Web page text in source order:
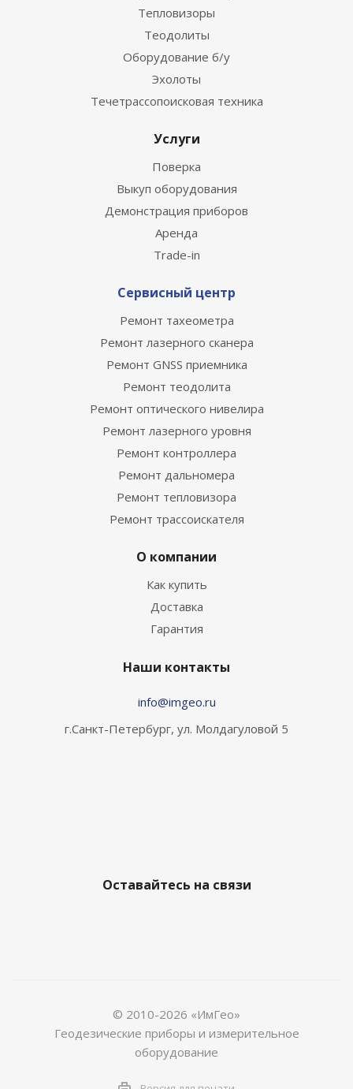
Тепловизоры
Теодолиты
Оборудование б/у
Эхолоты
Течетрассопоисковая техника
Услуги
Поверка
Выкуп оборудования
Демонстрация приборов
Аренда
Trade-in
Сервисный центр
Ремонт тахеометра
Ремонт лазерного сканера
Ремонт GNSS приемника
Ремонт теодолита
Ремонт оптического нивелира
Ремонт лазерного уровня
Ремонт контроллера
Ремонт дальномера
Ремонт тепловизора
Ремонт трассоискателя
О компании
Как купить
Доставка
Гарантия
Наши контакты
info@imgeo.ru
г.Санкт-Петербург, ул. Молдагуловой 5
Оставайтесь на связи
© 2010-2026 «ИмГео»
Геодезические приборы и измерительное
оборудование